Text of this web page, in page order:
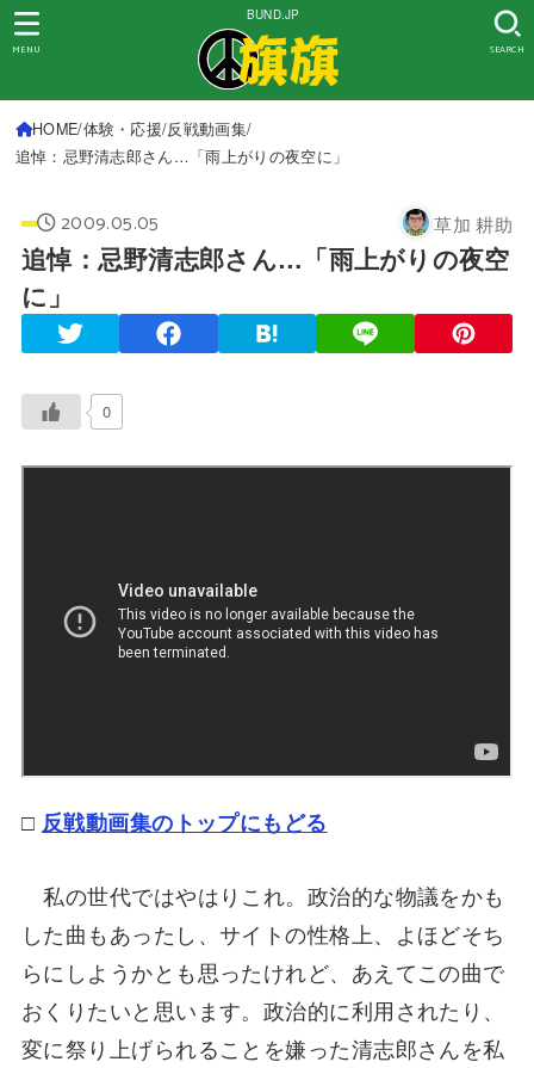
BUND.JP
SEARCH
MENU
HOME 体験・応援 反戦動画集
追悼：忌野清志郎さん…「雨上がりの夜空に」
2009.05.05 草加 耕助
追悼：忌野清志郎さん…「雨上がりの夜空
に」
0
□ 反戦動画集のトップにもどる
私の世代ではやはりこれ。政治的な物議をかも
した曲もあったし、サイトの性格上、よほどそち
らにしようかとも思ったけれど、あえてこの曲で
おくりたいと思います。政治的に利用されたり、
変に祭り上げられることを嫌った清志郎さんを私